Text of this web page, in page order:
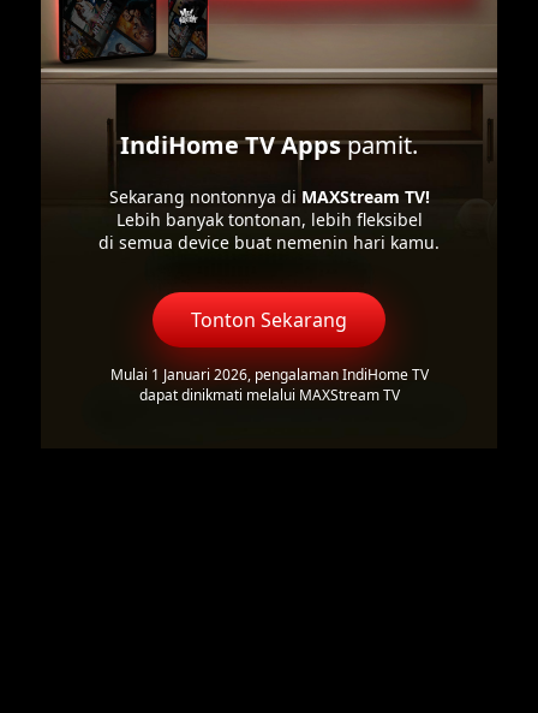
IndiHome TV Appspamit.
Sekarang nontonnya di MAXStream TV!
Lebih banyak tontonan, lebih fleksibel
di semua device buat nemenin hari kamu.
Tonton Sekarang
Mulai 1 Januari 2026, pengalaman IndiHome TV
dapat dinikmati melalui MAXStream TV